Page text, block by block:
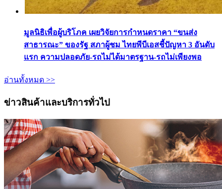
มูลนิธิเพื่อผู้บริโภค เผยวิจัยการกำหนดราคา “ขนส่ง
สาธารณะ” ของรัฐ สภาผู้ชม ไทยพีบีเอสชี้ปัญหา 3 อันดับ
แรก ความปลอดภัย-รถไม่ได้มาตรฐาน-รถไม่เพียงพอ
อ่านทั้งหมด >>
ข่าวสินค้าและบริการทั่วไป